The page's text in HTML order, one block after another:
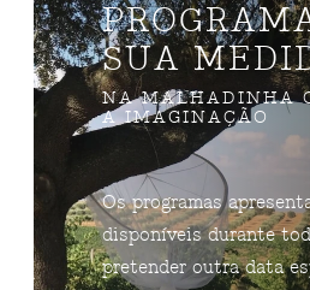
SUA
NA MALHADINHA
A IMAGINAÇÃO
Os programas
disponíveis durante
pretender outra data